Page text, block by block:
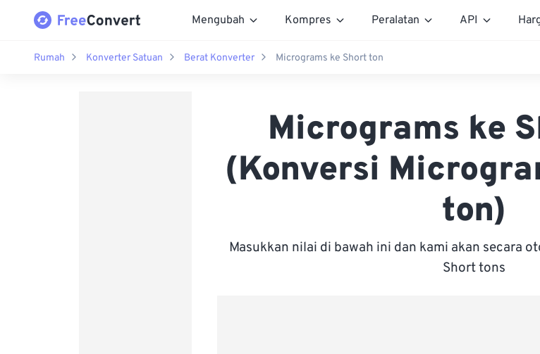
Mengubah Kompres Peralatan API
Rumah Konverter Satuan Berat Konverter Micrograms ke Short ton
Micrograms ke
(Konversi
ton)
Masukkan nilai di bawah ini dan kami akan secara
Short tons